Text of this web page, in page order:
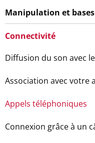
Manipulation et bases
Connectivité
Diffusion du son avec le
Association avec
Appels téléphoniques
Connexion grâce à un